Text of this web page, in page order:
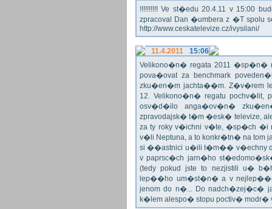
!!!!!!!!!! Ve st�edu 20.4.11 v 15:00
zpracoval Dan �umbera z �T spolu
http://www.ceskatelevize.cz/ivysilani/
11.4.2011
15:06
Velikono�n� regata 2011 �sp�n�
pova�ovat za benchmark
zku�en�m jachta��m. Z�v�rem
12. Velikono�n� regatu
osv�d�ilo anga�ov�n�
zpravodajsk� t�m �esk� televize,
za ty roky v�ichni v�te, �sp�ch
v�li Neptuna, a to konkr�tn� na tom
si ��astnici u�ili t�m�� v�echny
v paprsc�ch jarn�ho
(tedy pokud jste to nezjistili u�
lep��ho um�st�n� a v
jenom do n�... Do nadch�zej�c�
k�lem alespo� stopu poctiv�